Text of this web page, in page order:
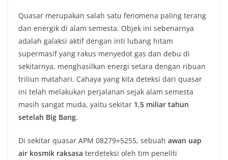
Quasar merupakan salah satu fenomena paling terang
dan energik di alam semesta. Objek ini sebenarnya
adalah galaksi aktif dengan inti lubang hitam
supermasif yang rakus menyedot gas dan debu di
sekitarnya, menghasilkan energi setara dengan ribuan
triliun matahari. Cahaya yang kita deteksi dari quasar
ini telah melakukan perjalanan sejak alam semesta
masih sangat muda, yaitu sekitar 1,5 miliar tahun
setelah Big Bang.
Di sekitar quasar APM 08279+5255, sebuah awan uap
air kosmik raksasa terdeteksi oleh tim peneliti